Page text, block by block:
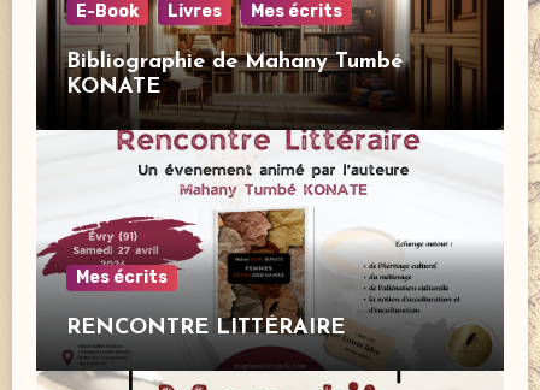
E-Book Livres Mes écrits
Bibliographie de Mahany Tumbé
KONATE
Mes écrits
RENCONTRE LITTÉRAIRE